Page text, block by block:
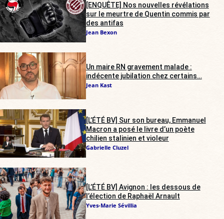
[ENQUÊTE] Nos nouvelles révélations
sur le meurtre de Quentin commis par
des antifas
Jean Bexon
Un maire RN gravement malade :
indécente jubilation chez certains…
Jean Kast
[L’ÉTÉ BV] Sur son bureau, Emmanuel
Macron a posé le livre d’un poète
chilien stalinien et violeur
Gabrielle Cluzel
[L’ÉTÉ BV] Avignon : les dessous de
l’élection de Raphaël Arnault
Yves-Marie Sévillia